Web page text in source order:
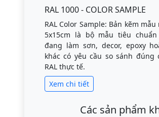
RAL 1000 - COLOR SAMPLE
RAL Color Sample: Bản kẽm mẫu
5x15cm là bộ mẫu tiêu
đang làm sơn, decor, epoxy
khác có yêu cầu so sánh đúng
RAL thực tế.
Xem chi tiết
Các sản phẩm